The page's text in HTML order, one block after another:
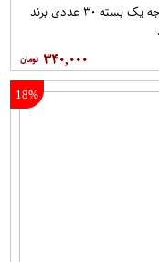
قهوه درجه یک بسته ۳۰ عددی برند
۳۴۰,۰۰۰
18%